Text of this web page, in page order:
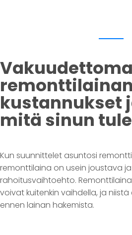
remonttilainan
kustannukset
mitä sinun
Kun suunnittelet asuntosi
remonttilaina on usein joustava
rahoitusvaihtoehto.
voivat kuitenkin vaihdella, ja
ennen lainan hakemista.